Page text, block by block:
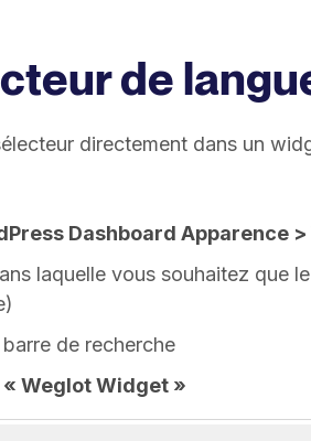
de
directement dans un
Dashboard Apparence
laquelle vous souhaitez que
de recherche
« Weglot Widget »